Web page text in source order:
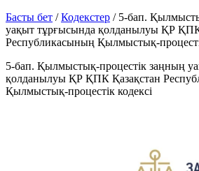
Басты бет /Кодекстер / 5-бап.
уақыт тұрғысында қолданылуы ҚР ҚПК
Республикасының Қылмыстық-
5-бап. Қылмыстық-процестік заңның
қолданылуы ҚР ҚПК Қазақстан
Қылмыстық-процестік кодексi